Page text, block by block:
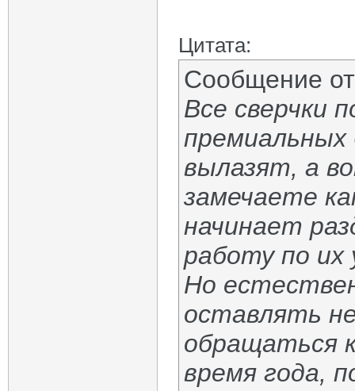
Цитата:
Сообщение
Все сверчки
премиальных
вылазят, а
замечаете
начинает
работу по их
Но
оставлять
обращаться
время года,